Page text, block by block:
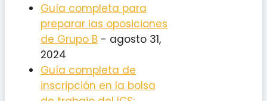
Guía completa para
preparar las oposiciones
de Grupo B - agosto 31,
2024
Guía completa de
inscripción en la bolsa